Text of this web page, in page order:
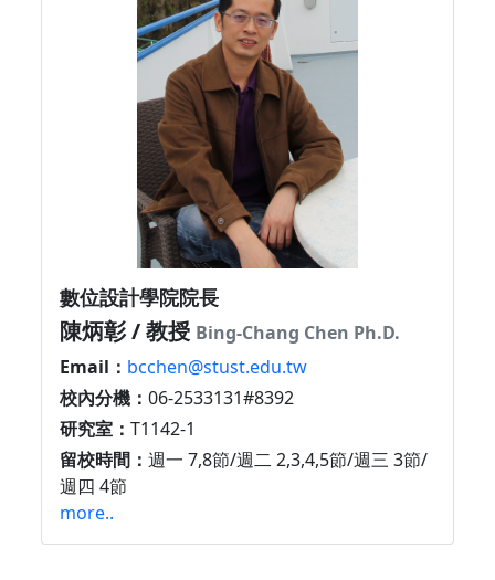
數位設計學院院長
陳炳彰 / 教授 Bing-Chang Chen Ph.D.
Email： bcchen@stust.edu.tw
校內分機： 06-2533131#8392
研究室： T1142-1
留校時間： 週一 7,8節/週二 2,3,4,5節/週三 3節/
週四 4節
more..